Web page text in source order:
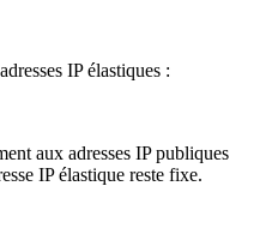
IP élastiques :
aux adresses IP publiques
IP élastique reste fixe.